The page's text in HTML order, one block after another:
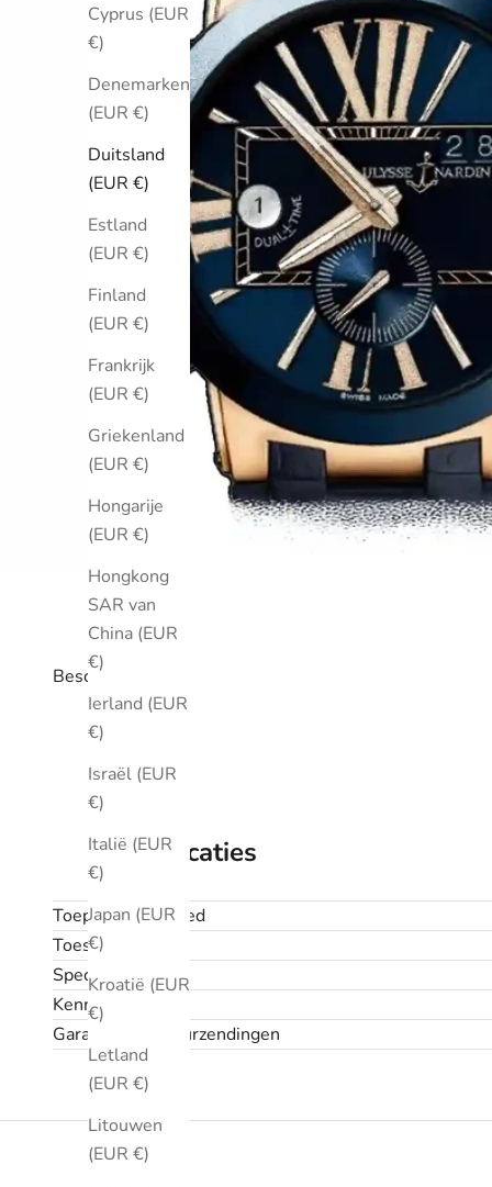
Cyprus (EUR
€)
Denemarken
(EUR €)
Duitsland
(EUR €)
Estland
(EUR €)
Finland
(EUR €)
Frankrijk
(EUR €)
Griekenland
(EUR €)
Hongarije
(EUR €)
Hongkong
SAR van
China (EUR
€)
Ierland (EUR
€)
Israël (EUR
€)
Italië (EUR
€)
Japan (EUR
€)
Kroatië (EUR
€)
Letland
(EUR €)
Litouwen
(EUR €)
Beschrijving
Specificaties
Toepassingsgebied
Toestand
Specificaties
Kenmerken
Garantie en retourzendingen